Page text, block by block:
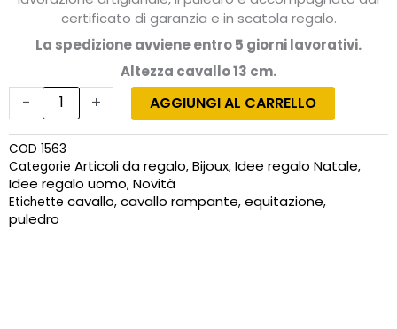
certificato di garanzia e in scatola regalo.
La spedizione avviene entro 5 giorni lavorativi.
Altezza cavallo 13 cm.
-
rampante
in
resina
argentata
misura
media
quantità
+ AGGIUNGI AL CARRELLO
COD 1563
Categorie Articoli da regalo, Bijoux, Idee regalo Natale,
Idee regalo uomo, Novità
Etichette cavallo, cavallo rampante, equitazione,
puledro